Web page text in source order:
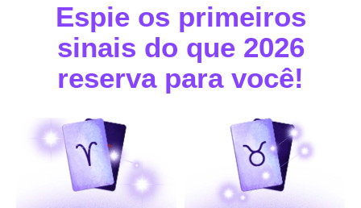
Espie os primeiros
sinais do que 2026
reserva para você!